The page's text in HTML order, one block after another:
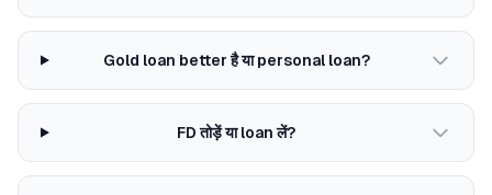
Gold loan better है या personal loan?
FD तोड़ें या loan लें?